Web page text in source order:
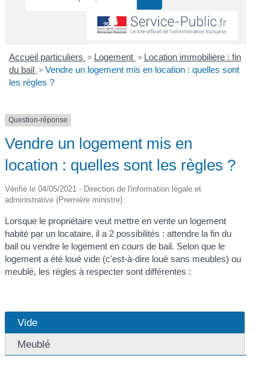
Accueil particuliers > Logement > Location immobilière : fin
du bail > Vendre un logement mis en location : quelles sont
les règles ?
Question-réponse
Vendre un logement mis en
location : quelles sont les règles ?
Vérifié le 04/05/2021 - Direction de l'information légale et
administrative (Première ministre)
Lorsque le propriétaire veut mettre en vente un logement
habité par un locataire, il a 2 possibilités : attendre la fin du
bail ou vendre le logement en cours de bail. Selon que le
logement a été loué vide (c'est-à-dire loué sans meubles) ou
meublé, les règles à respecter sont différentes :
Vide
Meublé